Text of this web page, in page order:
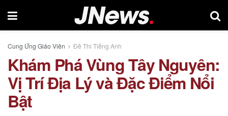
Cung Ứng Giáo Viên Đề Thi Tiếng Anh
Khám Phá Vùng Tây Nguyên:
Vị Trí Địa Lý và Đặc Điểm Nổi
Bật